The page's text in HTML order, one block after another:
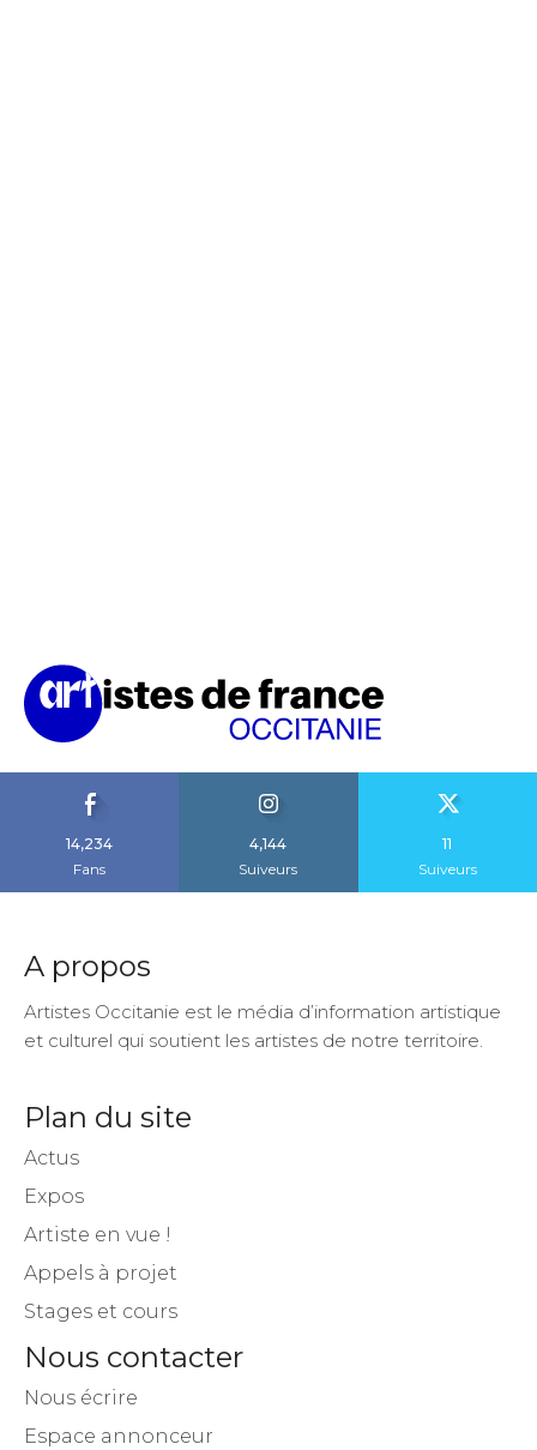
14,234
Fans
4,144
Suiveurs
11
Suiveurs
A propos
Artistes Occitanie est le média d’information artistique
et culturel qui soutient les artistes de notre territoire.
Plan du site
Actus
Expos
Artiste en vue !
Appels à projet
Stages et cours
Nous contacter
Nous écrire
Espace annonceur